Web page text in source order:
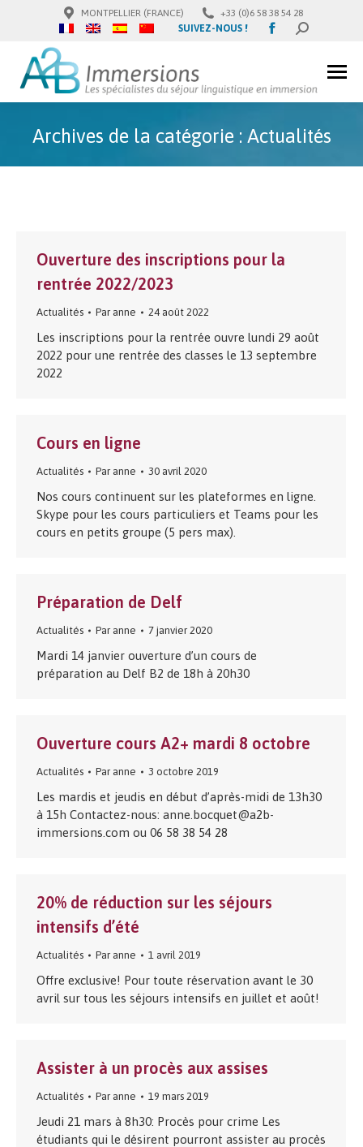
MONTPELLIER (FRANCE)
+33 (0)6 58 38 54 28
SUIVEZ-NOUS !
Facebook
new
window
SEARCH:
Archives de la catégorie : Actualités
Ouverture des inscriptions pour la
rentrée 2022/2023
Actualités Par anne 24 août 2022
Les inscriptions pour la rentrée ouvre lundi 29 août
2022 pour une rentrée des classes le 13 septembre
2022
Cours en ligne
Actualités Par anne 30 avril 2020
Nos cours continuent sur les plateformes en ligne.
Skype pour les cours particuliers et Teams pour les
cours en petits groupe (5 pers max).
Préparation de Delf
Actualités Par anne 7 janvier 2020
Mardi 14 janvier ouverture d’un cours de
préparation au Delf B2 de 18h à 20h30
Ouverture cours A2+ mardi 8 octobre
Actualités Par anne 3 octobre 2019
Les mardis et jeudis en début d’après-midi de 13h30
à 15h Contactez-nous: anne.bocquet@a2b-
immersions.com ou 06 58 38 54 28
20% de réduction sur les séjours
intensifs d’été
Actualités Par anne 1 avril 2019
Offre exclusive! Pour toute réservation avant le 30
avril sur tous les séjours intensifs en juillet et août!
Assister à un procès aux assises
Actualités Par anne 19 mars 2019
Jeudi 21 mars à 8h30: Procès pour crime Les
étudiants qui le désirent pourront assister au procès